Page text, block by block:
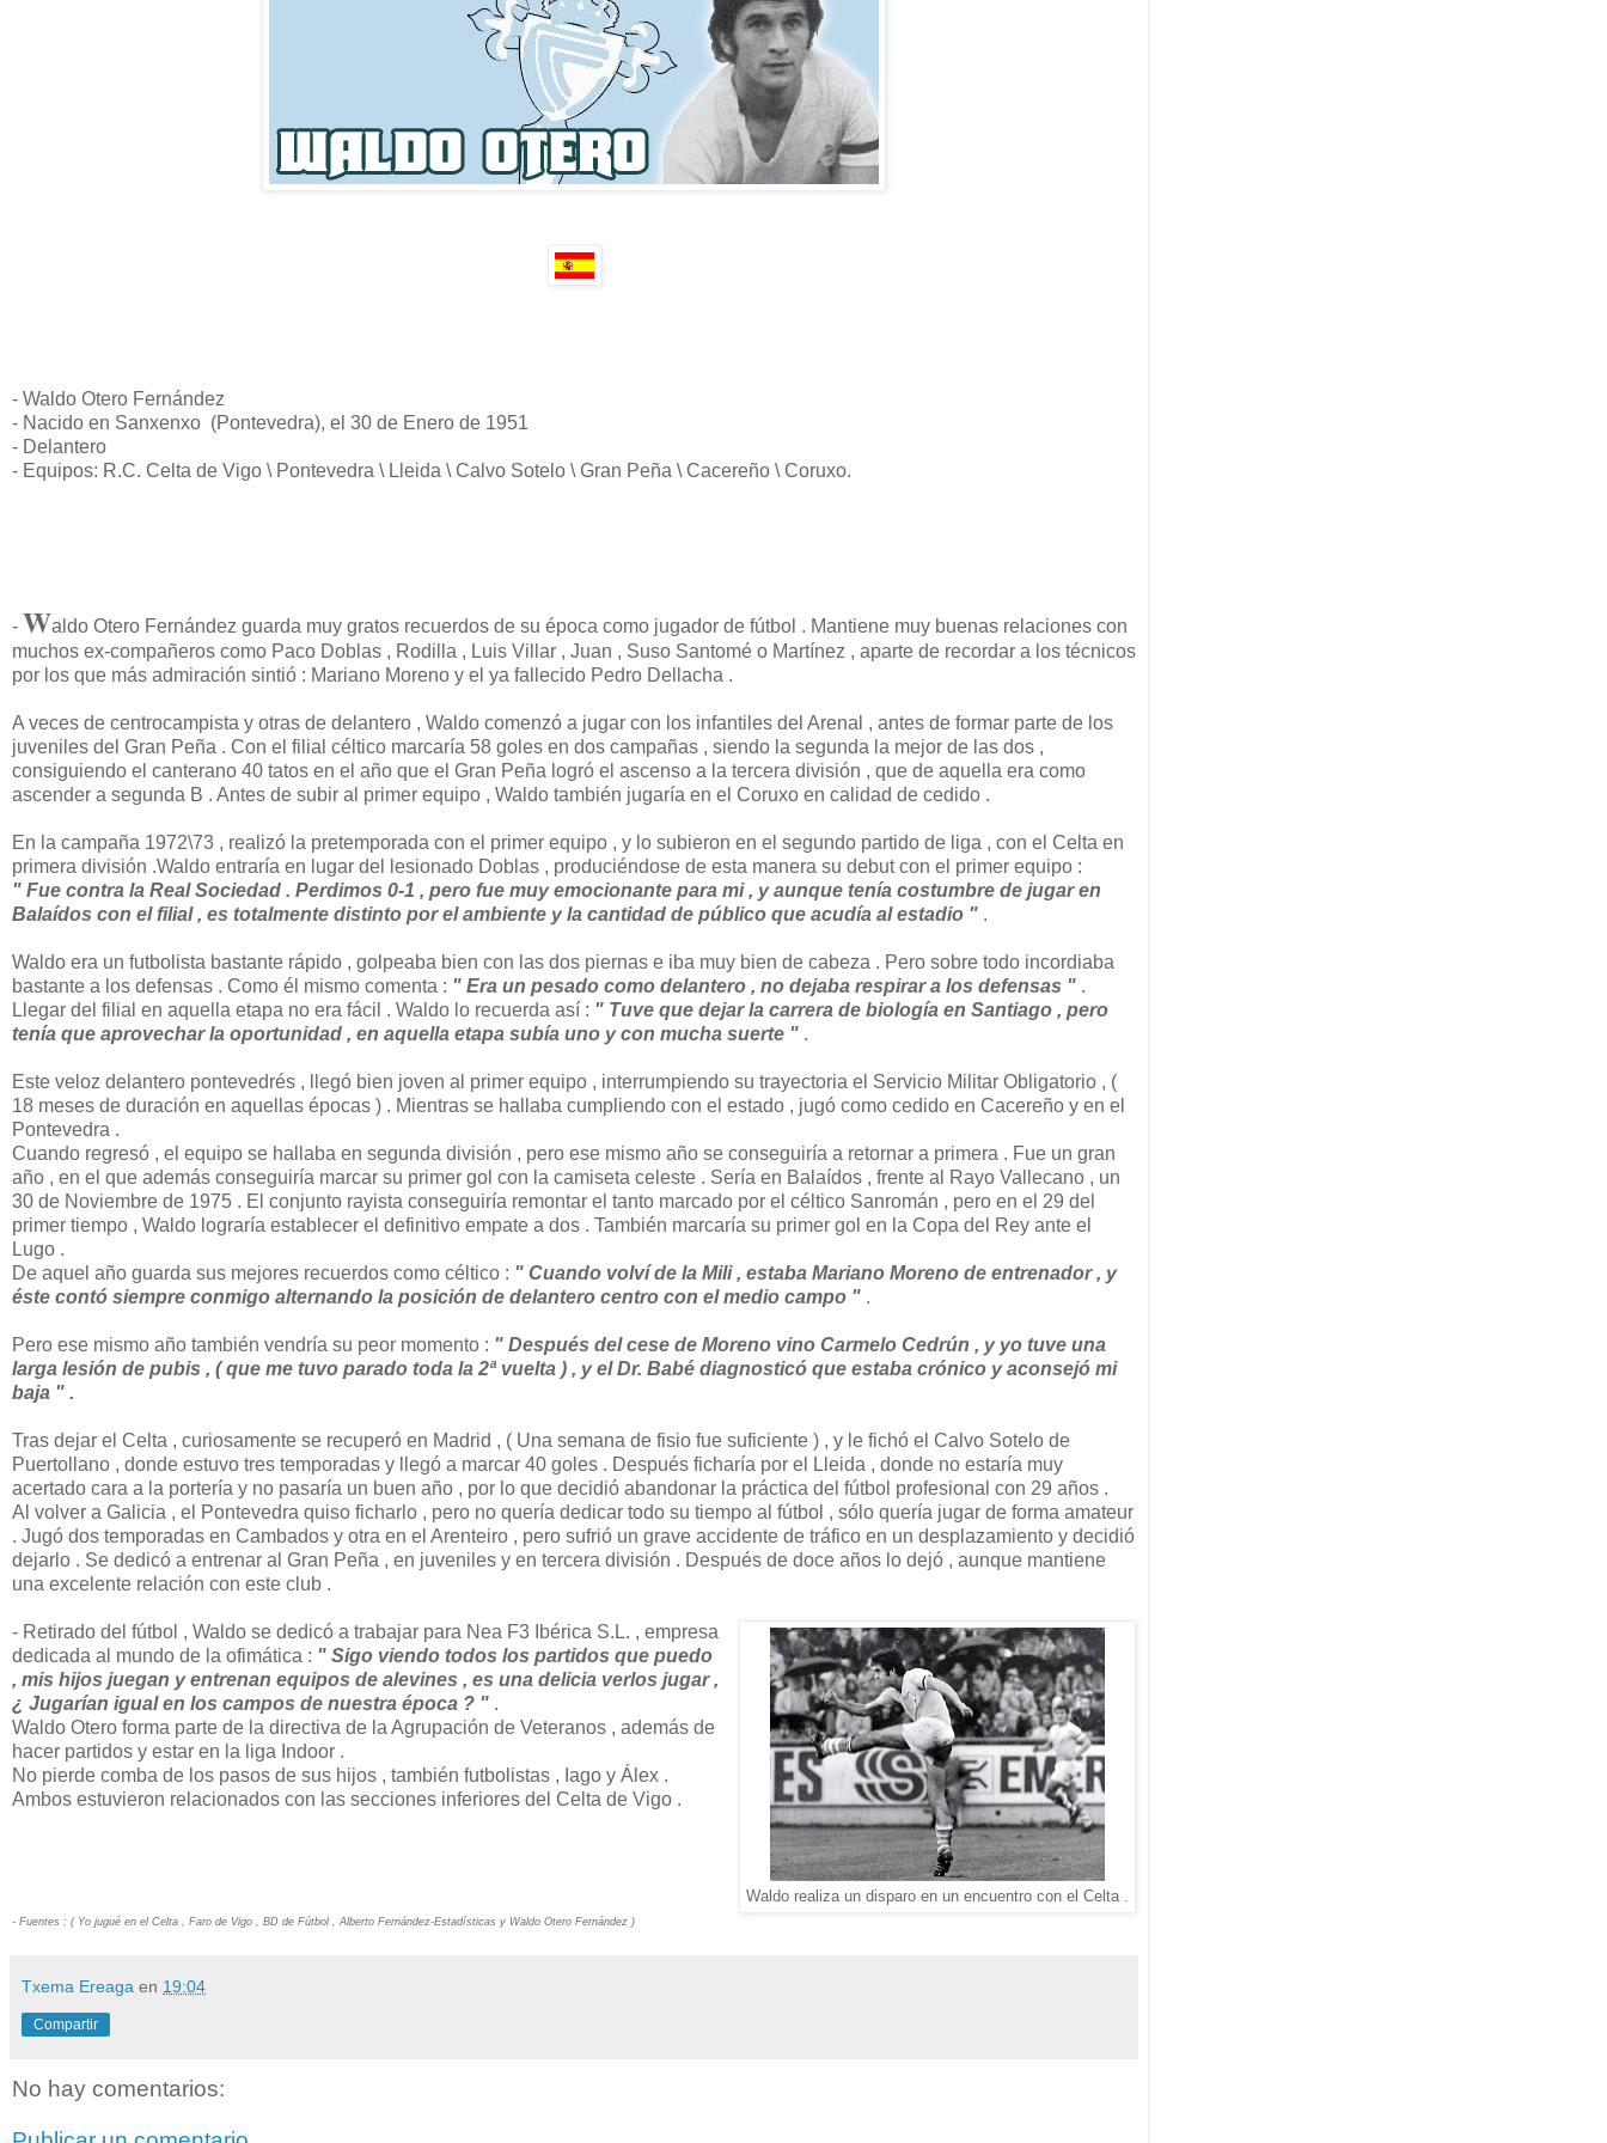
- Waldo Otero Fernández
- Nacido en Sanxenxo (Pontevedra), el 30 de Enero de 1951
- Delantero
- Equipos: R.C. Celta de Vigo \ Pontevedra \ Lleida \ Calvo Sotelo \ Gran Peña \ Cacereño \ Coruxo.
- Waldo Otero Fernández guarda muy gratos recuerdos de su época como jugador de fútbol . Mantiene muy buenas relaciones con
muchos ex-compañeros como Paco Doblas , Rodilla , Luis Villar , Juan , Suso Santomé o Martínez , aparte de recordar a los técnicos
por los que más admiración sintió : Mariano Moreno y el ya fallecido Pedro Dellacha .
A veces de centrocampista y otras de delantero , Waldo comenzó a jugar con los infantiles del Arenal , antes de formar parte de los
juveniles del Gran Peña . Con el filial céltico marcaría 58 goles en dos campañas , siendo la segunda la mejor de las dos ,
consiguiendo el canterano 40 tatos en el año que el Gran Peña logró el ascenso a la tercera división , que de aquella era como
ascender a segunda B . Antes de subir al primer equipo , Waldo también jugaría en el Coruxo en calidad de cedido .
En la campaña 1972\73 , realizó la pretemporada con el primer equipo , y lo subieron en el segundo partido de liga , con el Celta en
primera división .Waldo entraría en lugar del lesionado Doblas , produciéndose de esta manera su debut con el primer equipo :
" Fue contra la Real Sociedad . Perdimos 0-1 , pero fue muy emocionante para mi , y aunque tenía costumbre de jugar en
Balaídos con el filial , es totalmente distinto por el ambiente y la cantidad de público que acudía al estadio " .
Waldo era un futbolista bastante rápido , golpeaba bien con las dos piernas e iba muy bien de cabeza . Pero sobre todo incordiaba
bastante a los defensas . Como él mismo comenta : " Era un pesado como delantero , no dejaba respirar a los defensas " .
Llegar del filial en aquella etapa no era fácil . Waldo lo recuerda así : " Tuve que dejar la carrera de biología en Santiago , pero
tenía que aprovechar la oportunidad , en aquella etapa subía uno y con mucha suerte " .
Este veloz delantero pontevedrés , llegó bien joven al primer equipo , interrumpiendo su trayectoria el Servicio Militar Obligatorio , (
18 meses de duración en aquellas épocas ) . Mientras se hallaba cumpliendo con el estado , jugó como cedido en Cacereño y en el
Pontevedra .
Cuando regresó , el equipo se hallaba en segunda división , pero ese mismo año se conseguiría a retornar a primera . Fue un gran
año , en el que además conseguiría marcar su primer gol con la camiseta celeste . Sería en Balaídos , frente al Rayo Vallecano , un
30 de Noviembre de 1975 . El conjunto rayista conseguiría remontar el tanto marcado por el céltico Sanromán , pero en el 29 del
primer tiempo , Waldo lograría establecer el definitivo empate a dos . También marcaría su primer gol en la Copa del Rey ante el
Lugo .
De aquel año guarda sus mejores recuerdos como céltico : " Cuando volví de la Mili , estaba Mariano Moreno de entrenador , y
éste contó siempre conmigo alternando la posición de delantero centro con el medio campo " .
Pero ese mismo año también vendría su peor momento : " Después del cese de Moreno vino Carmelo Cedrún , y yo tuve una
larga lesión de pubis , ( que me tuvo parado toda la 2ª vuelta ) , y el Dr. Babé diagnosticó que estaba crónico y aconsejó mi
baja " .
Tras dejar el Celta , curiosamente se recuperó en Madrid , ( Una semana de fisio fue suficiente ) , y le fichó el Calvo Sotelo de
Puertollano , donde estuvo tres temporadas y llegó a marcar 40 goles . Después ficharía por el Lleida , donde no estaría muy
acertado cara a la portería y no pasaría un buen año , por lo que decidió abandonar la práctica del fútbol profesional con 29 años .
Al volver a Galicia , el Pontevedra quiso ficharlo , pero no quería dedicar todo su tiempo al fútbol , sólo quería jugar de forma amateur
. Jugó dos temporadas en Cambados y otra en el Arenteiro , pero sufrió un grave accidente de tráfico en un desplazamiento y decidió
dejarlo . Se dedicó a entrenar al Gran Peña , en juveniles y en tercera división . Después de doce años lo dejó , aunque mantiene
una excelente relación con este club .
Waldo realiza un disparo en un encuentro con el Celta .
- Retirado del fútbol , Waldo se dedicó a trabajar para Nea F3 Ibérica S.L. , empresa
dedicada al mundo de la ofimática : " Sigo viendo todos los partidos que puedo
, mis hijos juegan y entrenan equipos de alevines , es una delicia verlos jugar ,
¿ Jugarían igual en los campos de nuestra época ? " .
Waldo Otero forma parte de la directiva de la Agrupación de Veteranos , además de
hacer partidos y estar en la liga Indoor .
No pierde comba de los pasos de sus hijos , también futbolistas , Iago y Álex .
Ambos estuvieron relacionados con las secciones inferiores del Celta de Vigo .
- Fuentes : ( Yo jugué en el Celta , Faro de Vigo , BD de Fútbol , Alberto Fernández-Estadísticas y Waldo Otero Fernández )
Txema Ereaga en 19:04
Compartir
No hay comentarios: